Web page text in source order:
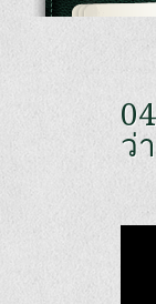
ว่